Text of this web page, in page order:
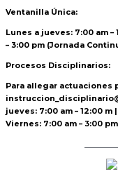
Ventanilla Única:
Lunes a jueves: 7:00 am –
– 3:00 pm (Jornada
Procesos Disciplinarios:
Para allegar actuaciones
jueves: 7:00 am – 12:00 m
Viernes: 7:00 am – 3:00 pm